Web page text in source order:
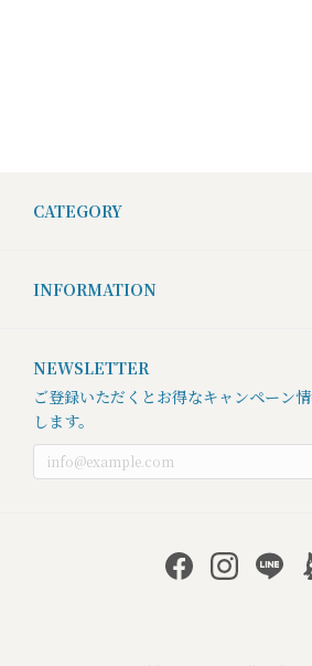
CATEGORY
INFORMATION
NEWSLETTER
ご登録いただくとお得なキャンペーン
します。